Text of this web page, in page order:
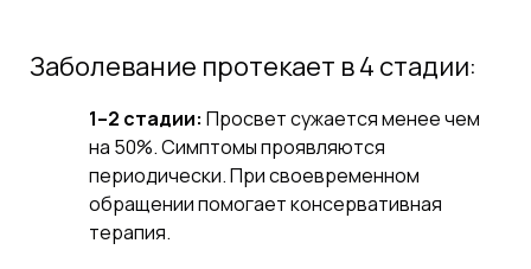
Заболевание протекает в 4 стадии:
1–2 стадии: Просвет сужается менее чем
на 50%. Симптомы проявляются
периодически. При своевременном
обращении помогает консервативная
терапия.